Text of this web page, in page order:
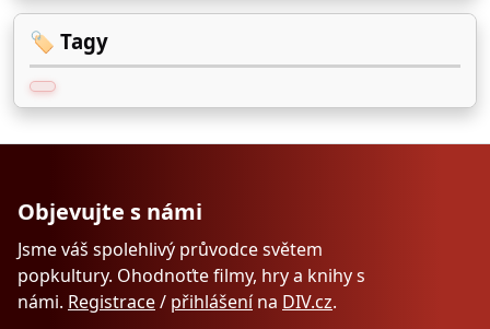
🏷️ Tagy
Objevujte s námi
Jsme váš spolehlivý průvodce světem
popkultury. Ohodnoťte filmy, hry a knihy s
námi. Registrace/ přihlášenína DIV.cz.